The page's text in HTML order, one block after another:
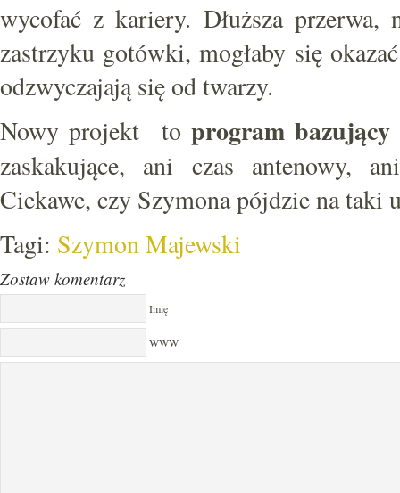
wycofać z kariery. Dłuższa
zastrzyku gotówki, mogłaby się
odzwyczajają się od twarzy.
Nowy projekt to program bazujący
zaskakujące, ani czas antenowy,
Ciekawe, czy Szymona pójdzie na taki
Tagi: Szymon Majewski
Zostaw komentarz
Imię
WWW